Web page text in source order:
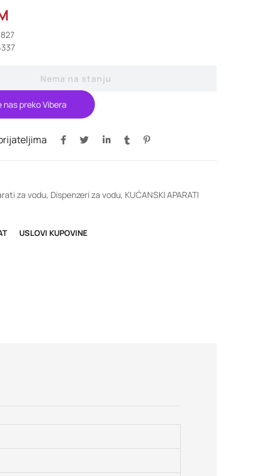
Nema na stanju
preko Vibera
za vodu, Dispenzeri za vodu, KUĆANSKI APARATI
USLOVI KUPOVINE